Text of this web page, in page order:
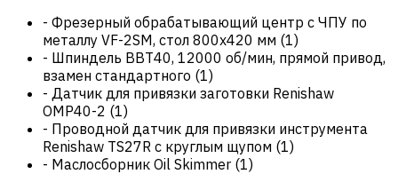
- Фрезерный обрабатывающий центр с ЧПУ по
металлу VF-2SM, стол 800х420 мм (1)
- Шпиндель BBT40, 12000 об/мин, прямой привод,
взамен стандартного (1)
- Датчик для привязки заготовки Renishaw
OMP40-2 (1)
- Проводной датчик для привязки инструмента
Renishaw TS27R с круглым щупом (1)
- Маслосборник Oil Skimmer (1)